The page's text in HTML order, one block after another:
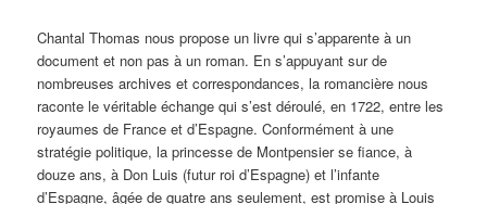
Chantal Thomas nous propose un livre qui s’apparente à un
document et non pas à un roman. En s’appuyant sur de
nombreuses archives et correspondances, la romancière nous
raconte le véritable échange qui s’est déroulé, en 1722, entre les
royaumes de France et d’Espagne. Conformément à une
stratégie politique, la princesse de Montpensier se fiance, à
douze ans, à Don Luis (futur roi d’Espagne) et l’infante
d’Espagne, âgée de quatre ans seulement, est promise à Louis